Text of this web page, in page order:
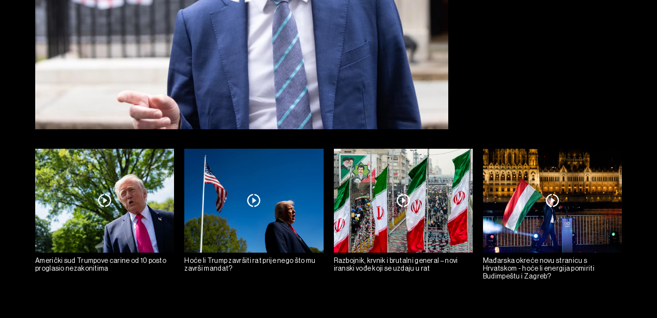
Američki sud Trumpove carine od 10 posto
proglasio nezakonitima
Hoće li Trump završiti rat prije nego što mu
završi mandat?
Razbojnik, krvnik i brutalni general – novi
iranski vođe koji se uzdaju u rat
Mađarska okreće novu stranicu s
Hrvatskom - hoće li energija pomiriti
Budimpeštu i Zagreb?